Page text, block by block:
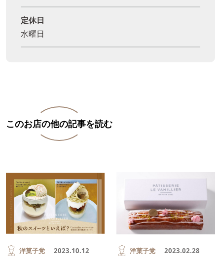
定休日
水曜日
このお店の他の記事を読む
洋菓子党 2023.10.12 洋菓子党 2023.02.28